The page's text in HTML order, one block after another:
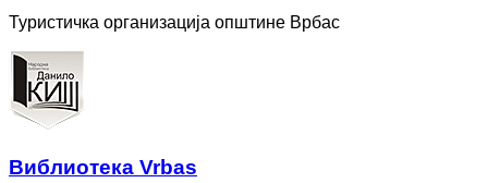
Туристичка организација општине Врбас
Bиблиотека Vrbas